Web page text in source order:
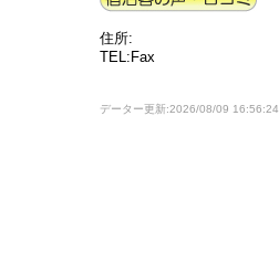
住所:
TEL:Fax
データー更新:2026/08/09 16:56:24